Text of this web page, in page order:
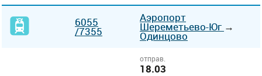
6055
/7355
Аэропорт
Шереметьево-Юг →
Одинцово
отправ.
18.03